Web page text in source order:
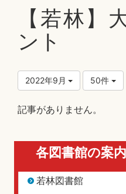
【若林】
ント
2022年9月 50件
記事がありません。
各図書館の案内
若林図書館